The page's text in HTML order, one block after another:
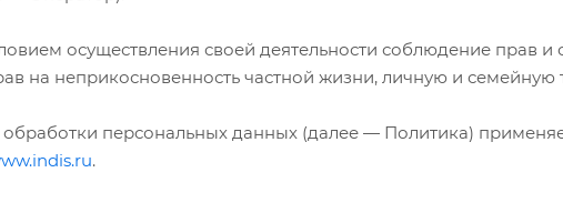
осуществления своей деятельности соблюдение прав
на неприкосновенность частной жизни, личную и семейную
персональных данных (далее — Политика)
.